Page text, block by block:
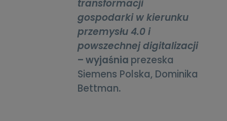
transformacji
gospodarki w kierunku
przemysłu 4.0 i
powszechnej digitalizacji
– wyjaśnia prezeska
Siemens Polska, Dominika
Bettman.